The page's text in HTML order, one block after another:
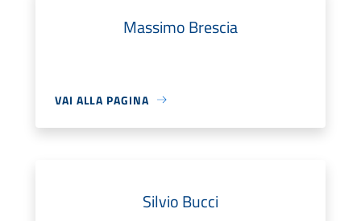
Massimo Brescia
VAI ALLA PAGINA
Silvio Bucci